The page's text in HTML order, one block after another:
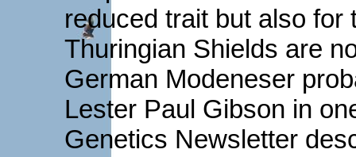
reduced trait but also for
Thuringian Shields are
German Modeneser
Lester Paul Gibson in
Genetics Newsletter